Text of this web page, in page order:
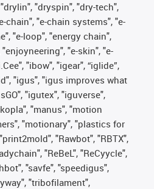
"dryspin", "dry-tech",
chain", "e-chain systems", "e-
"e-loop", "energy chain",
"e-skin", "e-
"ibow", "igear", “iglide”,
"igus", "igus improves what
"igutex", "iguverse",
"manus", "motion
"motionary", "plastics for
"Rawbot", "RBTX",
"ReBeL", "ReCyycle",
"savfe", "speedigus",
"tribofilament",